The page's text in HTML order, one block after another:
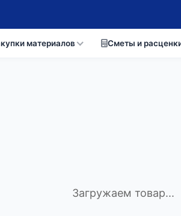
материалов Сметы и
Загружаем товар...